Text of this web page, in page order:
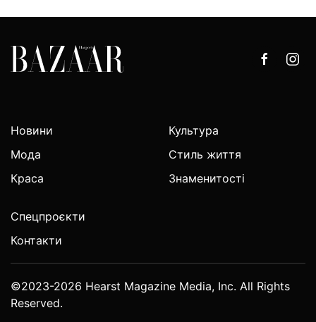
Новини
Мода
Краса
Культура
Стиль життя
Знаменитості
Спецпроєкти
Контакти
©2023-2026 Hearst Magazine Media, Inc. All Rights
Reserved.